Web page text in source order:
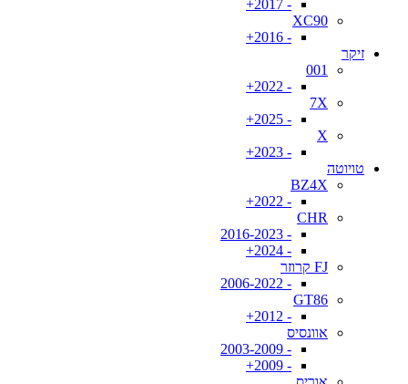
- 2017+
XC90
- 2016+
זיקר
001
- 2022+
7X
- 2025+
X
- 2023+
טויוטה
BZ4X
- 2022+
CHR
- 2016-2023
- 2024+
FJ קרוזר
- 2006-2022
GT86
- 2012+
אוונסיס
- 2003-2009
- 2009+